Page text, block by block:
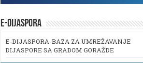
E-DIJASPORA
E-DIJASPORA-BAZA ZA UMREŽAVANJE
DIJASPORE SA GRADOM GORAŽDE